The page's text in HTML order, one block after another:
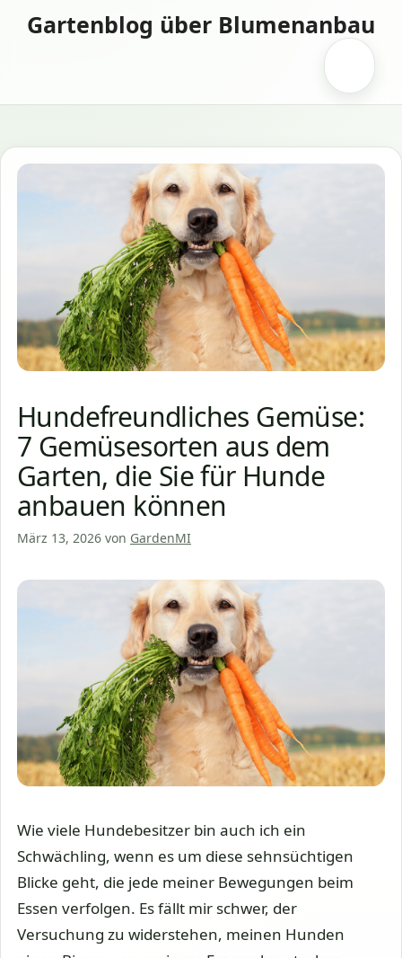
InhaltGartenblog über Blumenanbau
Hundefreundliches Gemüse:
7 Gemüsesorten aus dem
Garten, die Sie für Hunde
anbauen können
März 13, 2026 von GardenMI
Wie viele Hundebesitzer bin auch ich ein
Schwächling, wenn es um diese sehnsüchtigen
Blicke geht, die jede meiner Bewegungen beim
Essen verfolgen. Es fällt mir schwer, der
Versuchung zu widerstehen, meinen Hunden